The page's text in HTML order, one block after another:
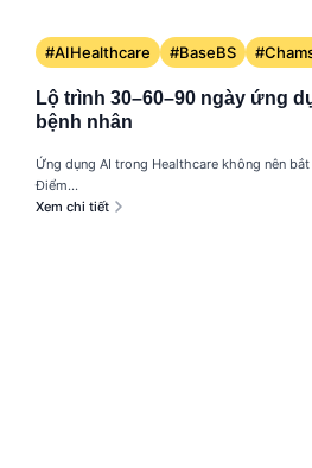
#AIHealthcare #BaseBS
Lộ trình 30–60–90 ngày ứng
bệnh nhân
Ứng dụng AI trong Healthcare không nên
Điểm...
Xem chi tiết